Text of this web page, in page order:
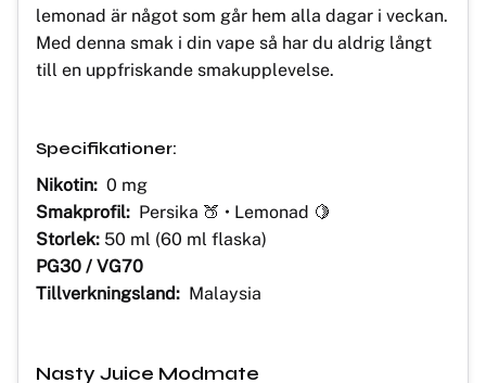
lemonad är något som går hem alla dagar i veckan.
Med denna smak i din vape så har du aldrig långt
till en uppfriskande smakupplevelse.
Specifikationer:
Nikotin: 0 mg
Smakprofil: Persika 🍑 • Lemonad 🍋
Storlek: 50 ml (60 ml flaska)
PG30 / VG70
Tillverkningsland: Malaysia
Nasty Juice Modmate